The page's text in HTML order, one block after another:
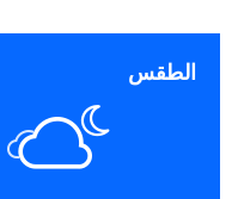
الطقس